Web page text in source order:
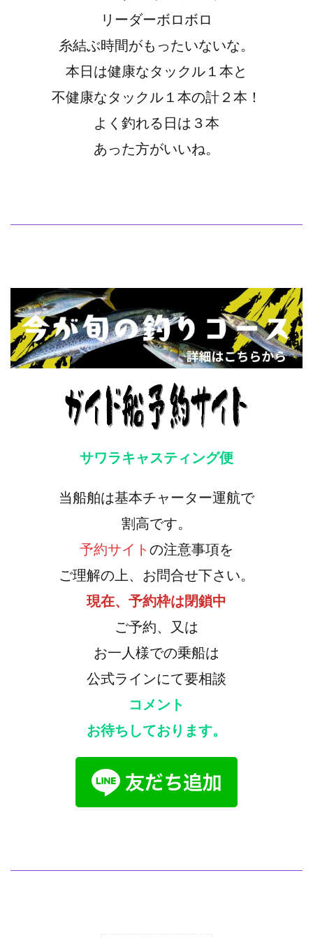
リーダーボロボロ
糸結ぶ時間がもったいないな。
本日は健康なタックル１本と
不健康なタックル１本の計２本！
よく釣れる日は３本
あった方がいいね。
サワラキャスティング便
当船舶は基本チャーター運航で
割高です。
予約サイト の注意事項を
ご理解の上、お問合せ下さい。
現在、予約枠は閉鎖中
ご予約、又は
お一人様での乗船は
公式ラインにて要相談
コメント
お待ちしております。